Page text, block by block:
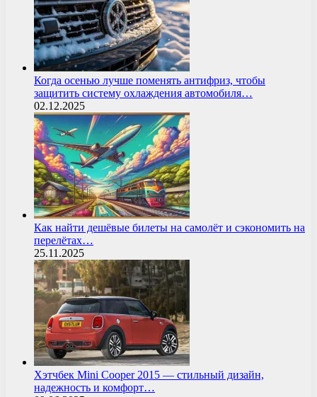
Когда осенью лучше поменять антифриз, чтобы
защитить систему охлаждения автомобиля…
02.12.2025
Как найти дешёвые билеты на самолёт и сэкономить на
перелётах…
25.11.2025
Хэтчбек Mini Cooper 2015 — стильный дизайн,
надежность и комфорт…